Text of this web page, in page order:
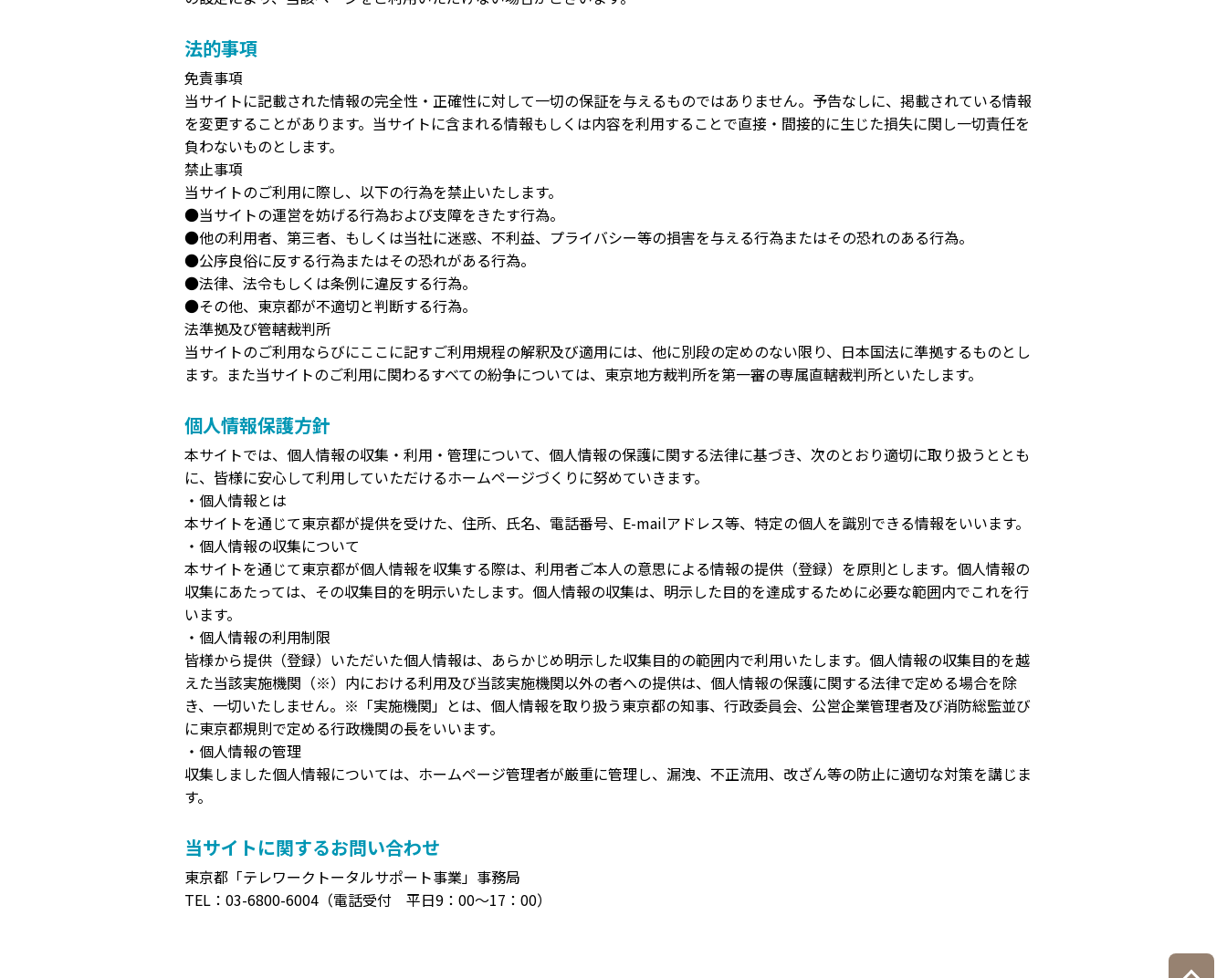
法的事項
免責事項
当サイトに記載された情報の完全性・正確性に対して一切の保証を与えるものではありません。予告なしに、掲載されている情報
を変更することがあります。当サイトに含まれる情報もしくは内容を利用することで直接・間接的に生じた損失に関し一切責任を
負わないものとします。
禁止事項
当サイトのご利用に際し、以下の行為を禁止いたします。
●当サイトの運営を妨げる行為および支障をきたす行為。
●他の利用者、第三者、もしくは当社に迷惑、不利益、プライバシー等の損害を与える行為またはその恐れのある行為。
●公序良俗に反する行為またはその恐れがある行為。
●法律、法令もしくは条例に違反する行為。
●その他、東京都が不適切と判断する行為。
法準拠及び管轄裁判所
当サイトのご利用ならびにここに記すご利用規程の解釈及び適用には、他に別段の定めのない限り、日本国法に準拠するものとし
ます。また当サイトのご利用に関わるすべての紛争については、東京地方裁判所を第一審の専属直轄裁判所といたします。
個人情報保護方針
本サイトでは、個人情報の収集・利用・管理について、個人情報の保護に関する法律に基づき、次のとおり適切に取り扱うととも
に、皆様に安心して利用していただけるホームページづくりに努めていきます。
・個人情報とは
本サイトを通じて東京都が提供を受けた、住所、氏名、電話番号、E-mailアドレス等、特定の個人を識別できる情報をいいます。
・個人情報の収集について
本サイトを通じて東京都が個人情報を収集する際は、利用者ご本人の意思による情報の提供（登録）を原則とします。個人情報の
収集にあたっては、その収集目的を明示いたします。個人情報の収集は、明示した目的を達成するために必要な範囲内でこれを行
います。
・個人情報の利用制限
皆様から提供（登録）いただいた個人情報は、あらかじめ明示した収集目的の範囲内で利用いたします。個人情報の収集目的を越
えた当該実施機関（※）内における利用及び当該実施機関以外の者への提供は、個人情報の保護に関する法律で定める場合を除
き、一切いたしません。※「実施機関」とは、個人情報を取り扱う東京都の知事、行政委員会、公営企業管理者及び消防総監並び
に東京都規則で定める行政機関の長をいいます。
・個人情報の管理
収集しました個人情報については、ホームページ管理者が厳重に管理し、漏洩、不正流用、改ざん等の防止に適切な対策を講じま
す。
当サイトに関するお問い合わせ
東京都「テレワークトータルサポート事業」事務局
TEL： 03-6800-6004 （電話受付 平日9：00～17：00）